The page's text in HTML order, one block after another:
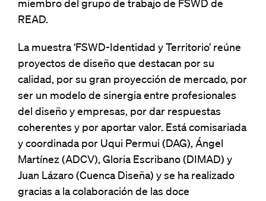
miembro del grupo de trabajo de FSWD de
READ.
La muestra ‘FSWD-Identidad y Territorio’ reúne
proyectos de diseño que destacan por su
calidad, por su gran proyección de mercado, por
ser un modelo de sinergia entre profesionales
del diseño y empresas, por dar respuestas
coherentes y por aportar valor. Está comisariada
y coordinada por Uqui Permui (DAG), Ángel
Martínez (ADCV), Gloria Escribano (DIMAD) y
Juan Lázaro (Cuenca Diseña) y se ha realizado
gracias a la colaboración de las doce